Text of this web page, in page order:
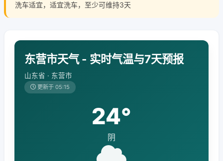
洗车适宜，适宜洗车，至少可维持3天
东营市天气 - 实时气温与7天预报
山东省 · 东营市
更新于 05:15
24°
阴